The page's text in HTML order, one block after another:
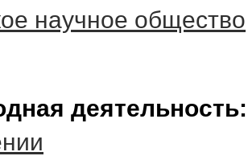
научное общество
деятельность: